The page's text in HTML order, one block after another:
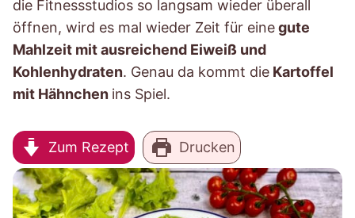
die Fitnessstudios so langsam wieder überall
öffnen, wird es mal wieder Zeit für einegute
Mahlzeit mit ausreichend Eiweiß und
Kohlenhydraten. Genau da kommt die Kartoffel
mit Hähnchen ins Spiel.
Zum Rezept Drucken